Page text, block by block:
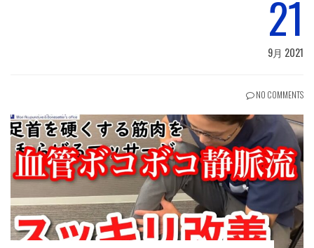
21
9月 2021
NO COMMENTS